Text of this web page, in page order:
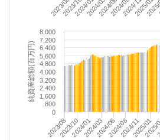
2023/082023/102024/012024/032024/062024/082024/112025/01
純資産総額(百万円)
2023/082023/102024/012024/032024/062024/082024/112025/01
0
5,600
800
1,600
2,400
3,200
4,000
4,800
6,400
7,200
8,000